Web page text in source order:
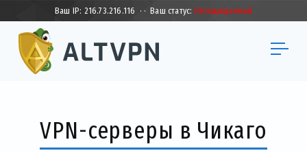
Ваш IP: 216.73.216.116 · · Ваш статус: Незащищенный
VPN-серверы в Чикаго